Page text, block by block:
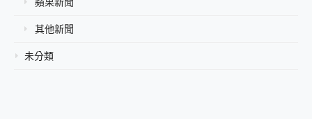
其他新聞
未分類